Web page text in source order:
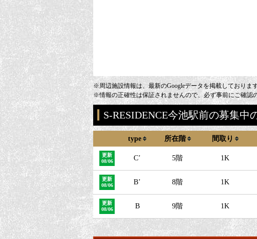
※周辺施設情報は、最新のGoogleデータを掲載しております
※情報の正確性は保証されませんので、必ず事前にご確認
S-RESIDENCE今池駅前の募集中
type 所在階 間取り
更新
08/06
C’ 5階 1K
更新
08/06
B’ 8階 1K
更新
08/06
B 9階 1K